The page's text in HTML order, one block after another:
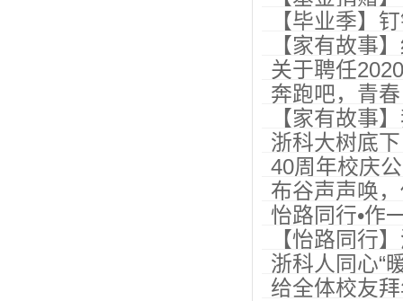
【毕业季】
【家有故事
关于聘任
奔跑吧，青
【家有故事
浙科大树底
40周年校庆
布谷声声唤
怡路同行•作
【怡路同行
招聘
浙科人同心“
给全体校友